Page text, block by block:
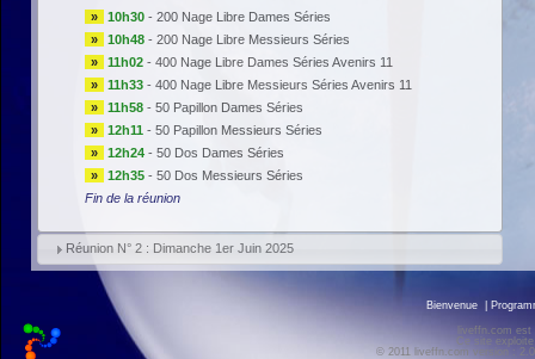
» 10h30- 200 Nage Libre Dames Séries
»
10h48- 200 Nage Libre Messieurs Séries
»
11h02- 400 Nage Libre Dames Séries Avenirs 11
»
11h33- 400 Nage Libre Messieurs Séries Avenirs 11
»
11h58- 50 Papillon Dames Séries
»
12h11 - 50 Papillon Messieurs Séries
»
12h24- 50 Dos Dames Séries
»
12h35- 50 Dos Messieurs Séries
Fin de la réunion
Réunion N° 2 : Dimanche 1er Juin 2025
Bienvenue
liveffn.com
Ce site
© 2011 liveffn.com version :